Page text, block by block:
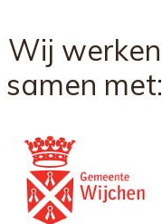
Wij werken
samen met: